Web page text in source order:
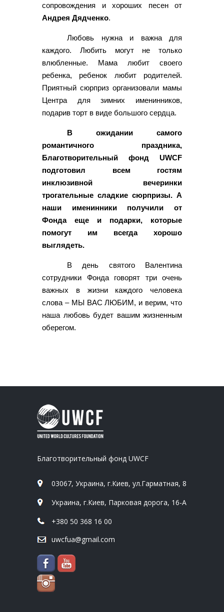
сопровождения и хороших песен от
Андрея Дядченко.
Любовь нужна и важна для
каждого. Любить могут не только
влюбленные. Мама любит своего
ребенка, ребенок любит родителей.
Приятный сюрприз организовали мамы
Центра для зимних именинников,
подарив торт в виде большого сердца.
В ожидании самого
романтичного праздника,
Благотворительный фонд UWCF
подготовил всем гостям
инклюзивной вечеринки
трогательные сладкие сюрпризы. А
наши именинники получили от
Фонда еще и подарки, которые
помогут им всегда хорошо
выглядеть.
В день святого Валентина
сотрудники Фонда говорят три очень
важных в жизни каждого человека
слова – МЫ ВАС ЛЮБИМ, и верим, что
наша любовь будет вашим жизненным
оберегом.
Благотворительный фонд UWCF
03067, Украина, г.Киев, ул.Гарматная, 8
Украина, г.Киев, Парковая дорога, 16-А
+380 50 368 16 00
uwcfua@gmail.com